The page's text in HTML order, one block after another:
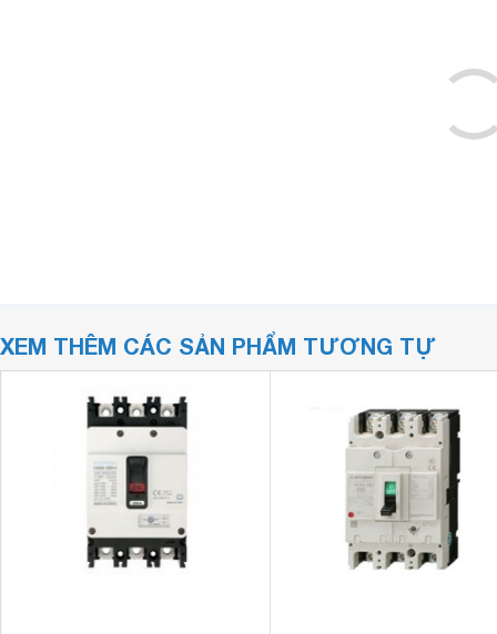
XEM THÊM CÁC SẢN PHẨM TƯƠNG TỰ